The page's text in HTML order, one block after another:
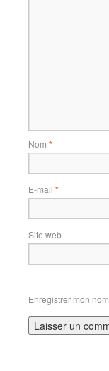
Nom *
E-mail *
Site web
Enregistrer mon